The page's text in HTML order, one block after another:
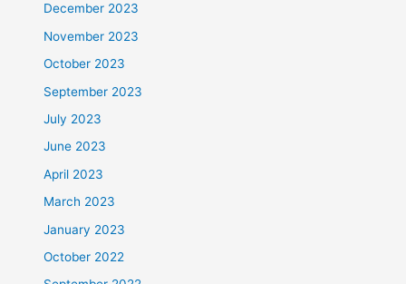
December 2023
November 2023
October 2023
September 2023
July 2023
June 2023
April 2023
March 2023
January 2023
October 2022